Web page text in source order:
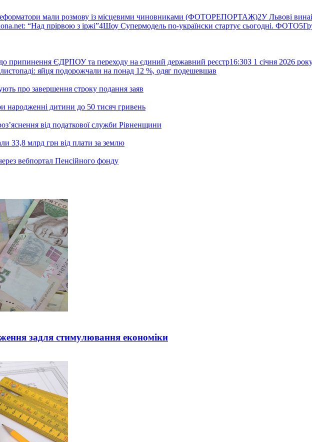
мали розмову із місцевими чиновниками (ФОТОРЕПОРТАЖ)2У Львові
“Над прірвою з іржі”4Шоу Супермодель по-українски стартує сьогодні. ФОТО5
до припинення ЄДРПОУ та переходу на єдиний державний реєстр16:30З 1 січня 2026
листопаді: яйця подорожчали на понад 12 %, одяг подешевшав
про завершення строку подання заяв
народженні дитини до 50 тисяч гривень
від податкової служби Рівненщини
33,8 млрд грн від плати за землю
вебпортал Пенсійного фонду
задля стимулювання економіки